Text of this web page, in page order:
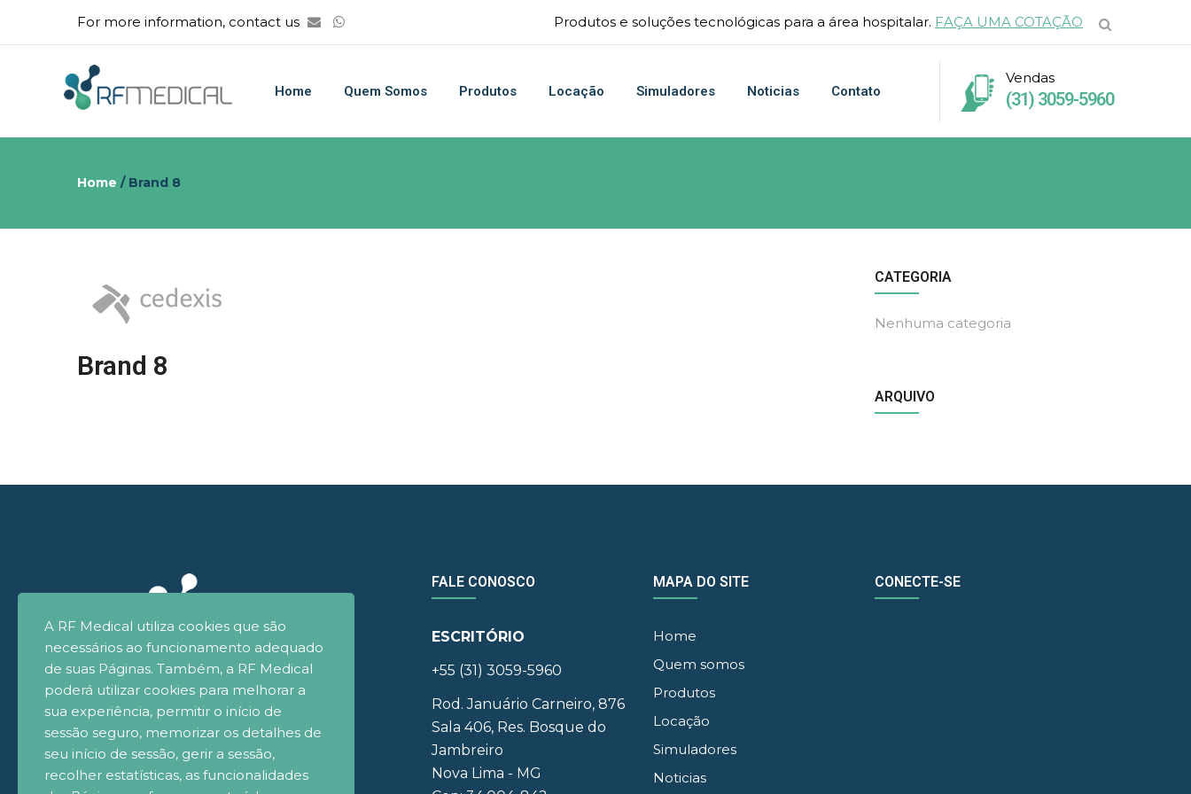
For more information, contact us Produtos e soluções tecnológicas para a área hospitalar. FAÇA UMA COTAÇÃO
Home Quem Somos Produtos Locação Simuladores Noticias Contato
Vendas
(31) 3059-5960
Home / Brand 8
Brand 8
CATEGORIA
Nenhuma categoria
ARQUIVO
FALE CONOSCO
ESCRITÓRIO
+55 (31) 3059-5960
Rod. Januário Carneiro, 876
Sala 406, Res. Bosque do
Jambreiro
Nova Lima - MG
MAPA DO SITE
Home
Quem somos
Produtos
Locação
Simuladores
Noticias
CONECTE-SE
A RF Medical utiliza cookies que são
necessários ao funcionamento adequado
de suas Páginas. Também, a RF Medical
poderá utilizar cookies para melhorar a
sua experiência, permitir o início de
sessão seguro, memorizar os detalhes de
seu início de sessão, gerir a sessão,
recolher estatísticas, as funcionalidades